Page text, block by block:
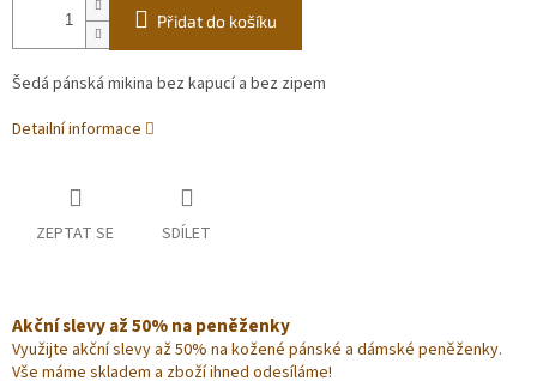
Přidat do košíku
Šedá pánská mikina bez kapucí a bez zipem
Detailní informace
ZEPTAT SE SDÍLET
Akční slevy až 50% na peněženky
Využijte akční slevy až 50% na kožené pánské a dámské peněženky.
Vše máme skladem a zboží ihned odesíláme!